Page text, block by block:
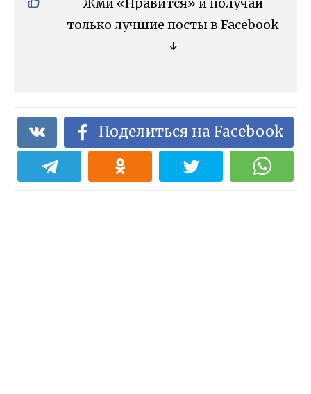
Жми «Нравится» и получай
только лучшие посты в Facebook
↓
Поделиться на Facebook